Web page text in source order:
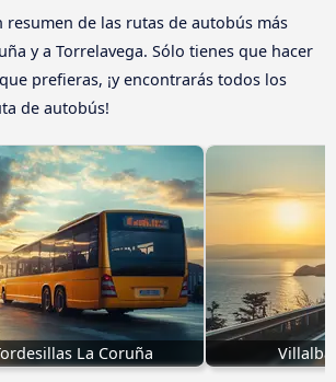
de las rutas de autobús más
y a Torrelavega. Sólo tienes que hacer
prefieras, ¡y encontrarás todos los
de autobús!
La Coruña